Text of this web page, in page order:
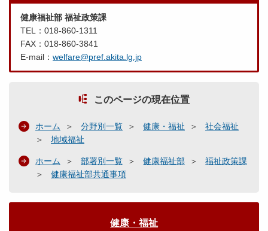
健康福祉部 福祉政策課
TEL：018-860-1311
FAX：018-860-3841
E-mail： welfare@pref.akita.lg.jp
このページの現在位置
ホーム 分野別一覧 健康・福祉
社会福祉
地域福祉
ホーム 部署別一覧 健康福祉部
福祉政策課
健康福祉部共通事項
健康・福祉